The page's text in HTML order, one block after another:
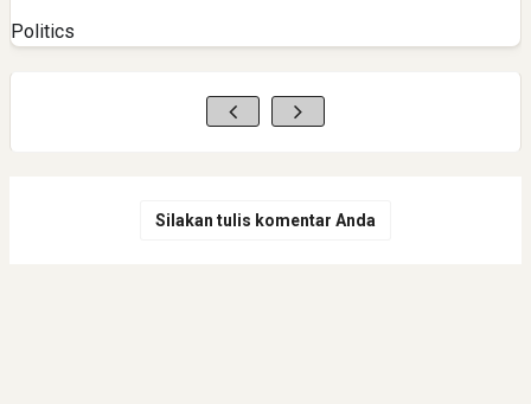
Politics
Silakan tulis komentar Anda